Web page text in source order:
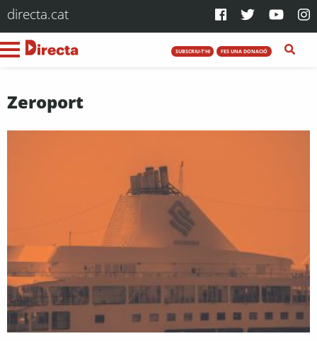
directa.cat
SUBSCRIU-T'HI FES UNA DONACIÓ
Zeroport